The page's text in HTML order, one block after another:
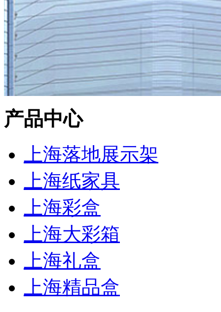
产品中心
上海落地展示架
上海纸家具
上海彩盒
上海大彩箱
上海礼盒
上海精品盒